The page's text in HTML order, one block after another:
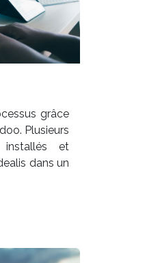
grâce
Plusieurs
et
dans un